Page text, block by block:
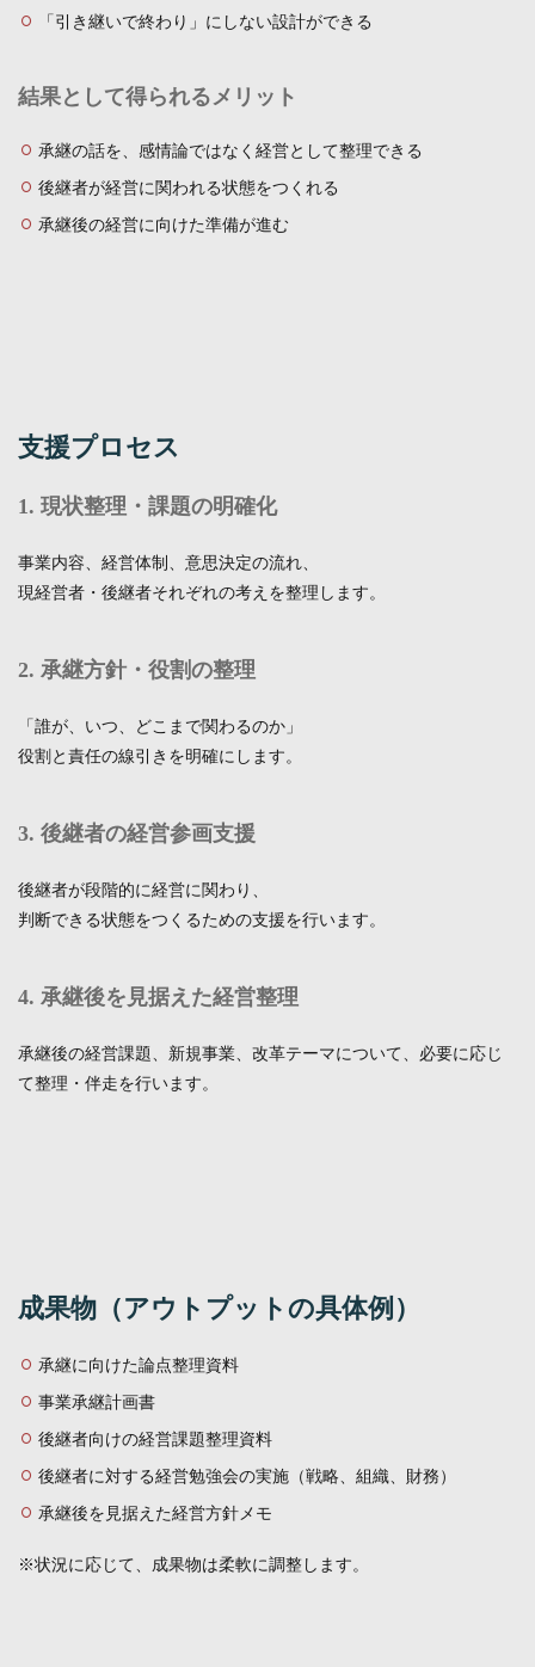
「引き継いで終わり」にしない設計ができる
結果として得られるメリット
承継の話を、感情論ではなく経営として整理できる
後継者が経営に関われる状態をつくれる
承継後の経営に向けた準備が進む
支援プロセス
1. 現状整理・課題の明確化
事業内容、経営体制、意思決定の流れ、
現経営者・後継者それぞれの考えを整理します。
2. 承継方針・役割の整理
「誰が、いつ、どこまで関わるのか」
役割と責任の線引きを明確にします。
3. 後継者の経営参画支援
後継者が段階的に経営に関わり、
判断できる状態をつくるための支援を行います。
4. 承継後を見据えた経営整理
承継後の経営課題、新規事業、改革テーマについて、必要に応じ
て整理・伴走を行います。
成果物（アウトプットの具体例）
承継に向けた論点整理資料
事業承継計画書
後継者向けの経営課題整理資料
後継者に対する経営勉強会の実施（戦略、組織、財務）
承継後を見据えた経営方針メモ
※状況に応じて、成果物は柔軟に調整します。